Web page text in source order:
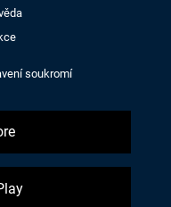
soukromí